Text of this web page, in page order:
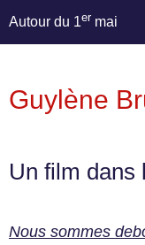
Autour du 1er mai
Guylène
Un film dans
Nous sommes